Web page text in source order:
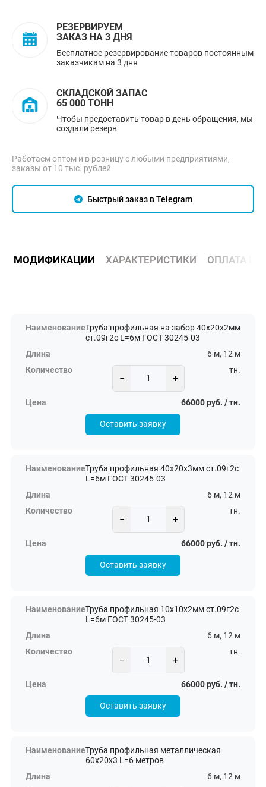
РЕЗЕРВИРУЕМ
ЗАКАЗ НА 3 ДНЯ
Бесплатное резервирование товаров постоянным
заказчикам на 3 дня
СКЛАДСКОЙ ЗАПАС
65 000 ТОНН
Чтобы предоставить товар в день обращения, мы
создали резерв
Работаем оптом и в розницу с любыми предприятиями,
заказы от 10 тыс. рублей
Быстрый заказ в Telegram
МОДИФИКАЦИИ ХАРАКТЕРИСТИКИ ОПЛАТА И
Труба профильная на забор 40х20х2мм
ст.09г2с L=6м ГОСТ 30245-03
6 м, 12 м
− +
тн.
66000 руб. / тн.
Оставить заявку
Труба профильная 40х20х3мм ст.09г2с
L=6м ГОСТ 30245-03
6 м, 12 м
− +
тн.
66000 руб. / тн.
Оставить заявку
Труба профильная 10х10х2мм ст.09г2с
L=6м ГОСТ 30245-03
6 м, 12 м
− +
тн.
66000 руб. / тн.
Оставить заявку
Труба профильная металлическая
60х20х3 L=6 метров
6 м, 12 м